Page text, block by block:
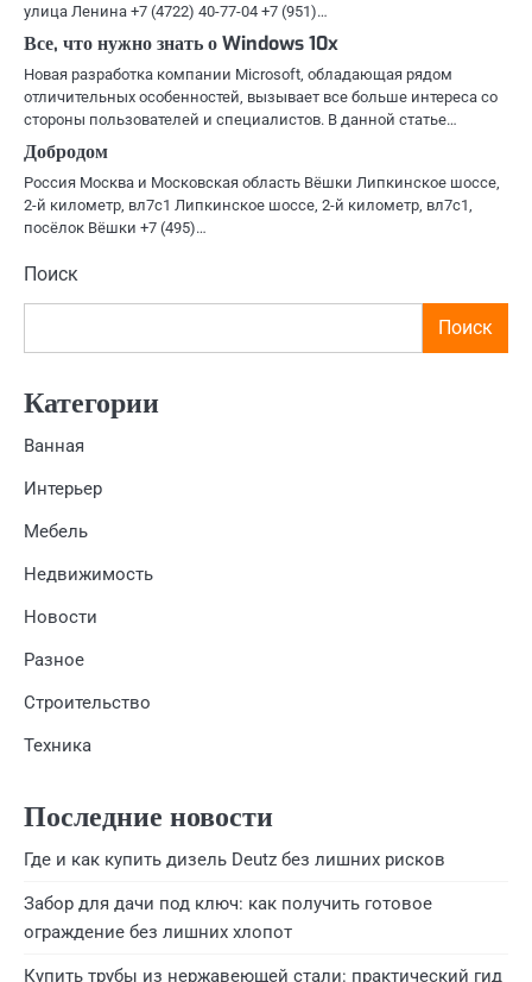
улица Ленина +7 (4722) 40-77-04 +7 (951)…
Все, что нужно знать о Windows 10x
Новая разработка компании Microsoft, обладающая рядом
отличительных особенностей, вызывает все больше интереса со
стороны пользователей и специалистов. В данной статье…
Добродом
Россия Москва и Московская область Вёшки Липкинское шоссе,
2-й километр, вл7с1 Липкинское шоссе, 2-й километр, вл7с1,
посёлок Вёшки +7 (495)…
Поиск
Поиск
Категории
Ванная
Интерьер
Мебель
Недвижимость
Новости
Разное
Строительство
Техника
Последние новости
Где и как купить дизель Deutz без лишних рисков
Забор для дачи под ключ: как получить готовое
ограждение без лишних хлопот
Купить трубы из нержавеющей стали: практический гид